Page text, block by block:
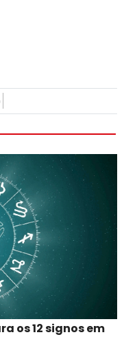
os 12 signos em